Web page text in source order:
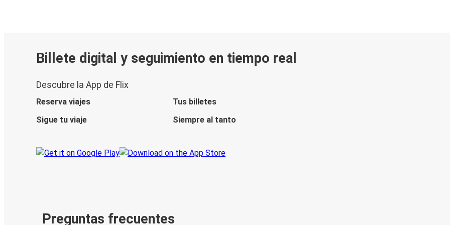
Billete digital y seguimiento en tiempo real
Descubre la App de Flix
Reserva viajes
Tus billetes
Sigue tu viaje
Siempre al tanto
Preguntas frecuentes